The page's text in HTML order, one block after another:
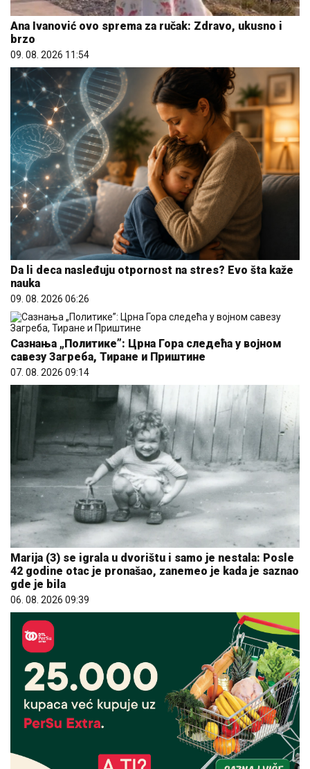
Ana Ivanović ovo sprema za ručak: Zdravo, ukusno i
brzo
09. 08. 2026 11:54
Da li deca nasleđuju otpornost na stres? Evo šta kaže
nauka
09. 08. 2026 06:26
Сазнања „Политике”: Црна Гора следећа у војном
савезу Загреба, Тиране и Приштине
07. 08. 2026 09:14
Marija (3) se igrala u dvorištu i samo je nestala: Posle
42 godine otac je pronašao, zanemeo je kada je saznao
gde je bila
06. 08. 2026 09:39